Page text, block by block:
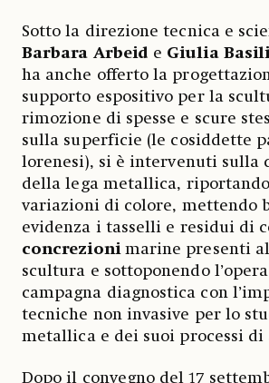
Sotto la direzione tecnica e
Barbara Arbeid e Giulia
ha anche offerto la
supporto espositivo per la
rimozione di spesse e scure
sulla superficie (le cosiddette
lorenesi), si è intervenuti sulla
della lega metallica,
variazioni di colore, mettendo
evidenza i tasselli e residui di
concrezioni marine presenti
scultura e sottoponendo
campagna diagnostica con
tecniche non invasive per lo
metallica e dei suoi processi di
Dopo il convegno del 17